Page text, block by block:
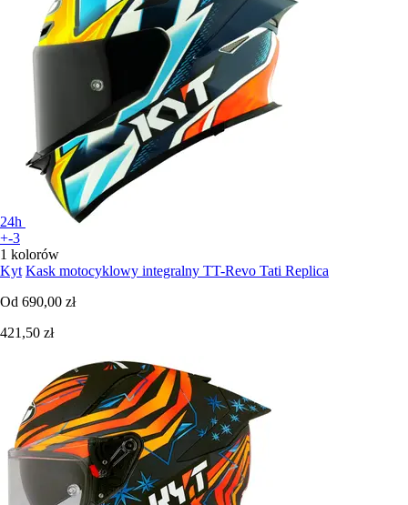
24h
+-3
1 kolorów
Kyt Kask motocyklowy integralny TT-Revo Tati Replica
Od 690,00 zł
421,50 zł